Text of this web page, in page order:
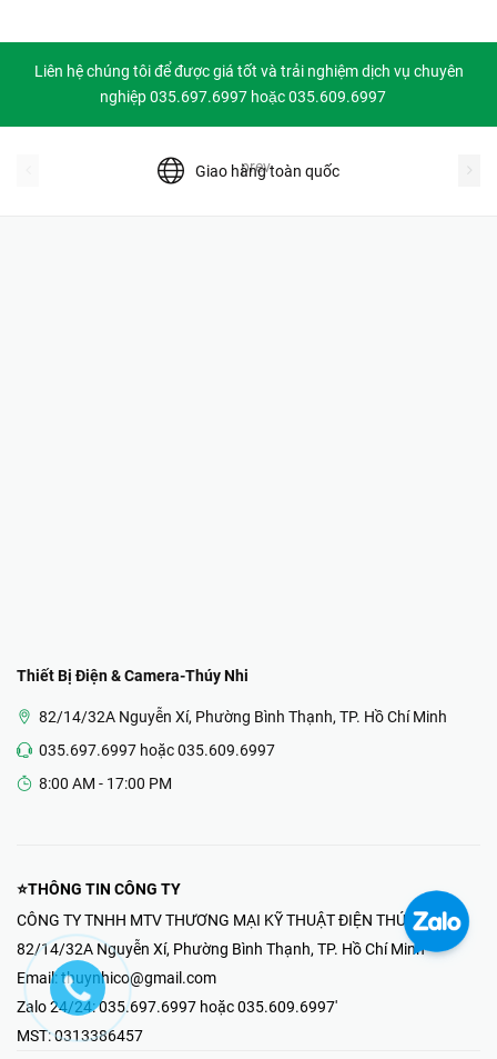
Liên hệ chúng tôi để được giá tốt và trải nghiệm dịch vụ chuyên
nghiệp 035.697.6997 hoặc 035.609.6997
Giao hàng toàn quốc
prev
Thiết Bị Điện & Camera-Thúy Nhi
82/14/32A Nguyễn Xí, Phường Bình Thạnh, TP. Hồ Chí Minh
035.697.6997 hoặc 035.609.6997
8:00 AM - 17:00 PM
⭐THÔNG TIN CÔNG TY
CÔNG TY TNHH MTV THƯƠNG MẠI KỸ THUẬT ĐIỆN THÚY NHI
82/14/32A Nguyễn Xí, Phường Bình Thạnh, TP. Hồ Chí Minh
Email: thuynhico@gmail.com
Zalo 24/24:035.697.6997 hoặc 035.609.6997'
MST:0313386457